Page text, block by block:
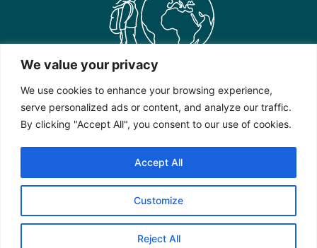
We value your privacy
We use cookies to enhance your browsing experience,
serve personalized ads or content, and analyze our traffic.
By clicking "Accept All", you consent to our use of cookies.
Customize
Reject All
Accept All
contact@shewhowanders.nl